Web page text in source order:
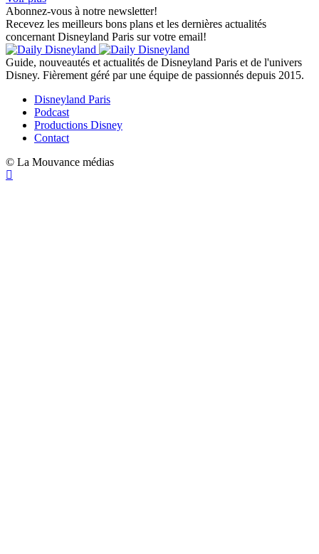
Abonnez-vous à notre newsletter!
Recevez les meilleurs bons plans et les dernières actualités
concernant Disneyland Paris sur votre email!
Guide, nouveautés et actualités de Disneyland Paris et de l'univers
Disney. Fièrement géré par une équipe de passionnés depuis 2015.
Disneyland Paris
Podcast
Productions Disney
Contact
© La Mouvance médias